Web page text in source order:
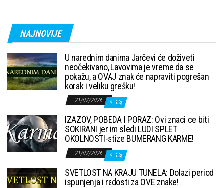
NAJNOVIJE
U narednim danima Jarčevi će doživeti
neočekivano, Lavovima je vreme da se
pokažu, a OVAJ znak će napraviti pogrešan
korak i veliku grešku!
21/07/2026 0
IZAZOV, POBEDA I PORAZ: Ovi znaci ce biti
SOKIRANI jer im sledi LUDI SPLET
OKOLNOSTI-stize BUMERANG KARME!
21/07/2026 0
SVETLOST NA KRAJU TUNELA: Dolazi period
ispunjenja i radosti za OVE znake!